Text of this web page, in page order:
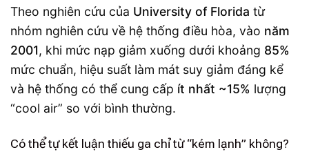
Theo nghiên cứu của University of Florida từ
nhóm nghiên cứu về hệ thống điều hòa, vào năm
2001, khi mức nạp giảm xuống dưới khoảng 85%
mức chuẩn, hiệu suất làm mát suy giảm đáng kể
và hệ thống có thể cung cấp ít nhất ~15% lượng
“cool air” so với bình thường.
Có thể tự kết luận thiếu ga chỉ từ “kém lạnh” không?